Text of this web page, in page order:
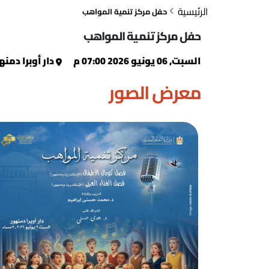
الرئيسية حفل مركز تنمية المواهب
حفل مركز تنمية المواهب
السبت, 06 يونيو 2026 07:00 م دار أوبرا
معرض الصور